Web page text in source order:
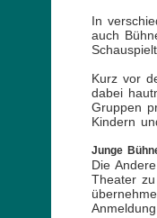
In
auch
Kurz vor
dabei
Gruppen
Kindern
Junge
Die
Theater